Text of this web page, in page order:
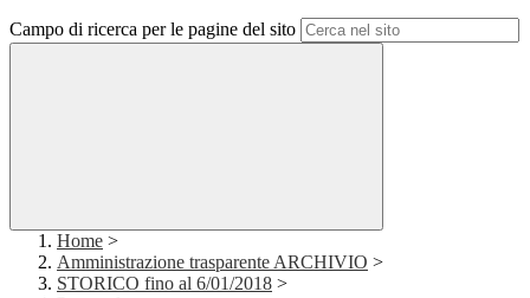
Campo di ricerca per le pagine del sito
Home >
Amministrazione trasparente ARCHIVIO >
STORICO fino al 6/01/2018 >